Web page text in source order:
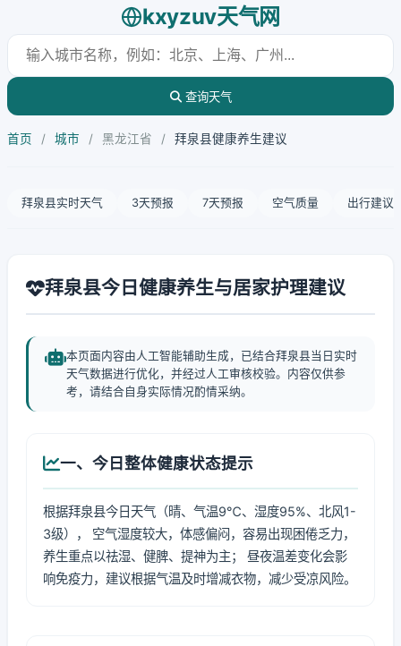
kxyzuv天气网
查询天气
首页 / 城市 / 黑龙江省 / 拜泉县健康养生建议
拜泉县实时天气 3天预报 7天预报 空气质量 出行建议
拜泉县今日健康养生与居家护理建议
本页面内容由人工智能辅助生成，已结合拜泉县当日实时
天气数据进行优化，并经过人工审核校验。内容仅供参
考，请结合自身实际情况酌情采纳。
一、今日整体健康状态提示
根据拜泉县今日天气（晴、气温9℃、湿度95%、北风1-
3级）， 空气湿度较大，体感偏闷，容易出现困倦乏力，
养生重点以祛湿、健脾、提神为主； 昼夜温差变化会影
响免疫力，建议根据气温及时增减衣物，减少受凉风险。